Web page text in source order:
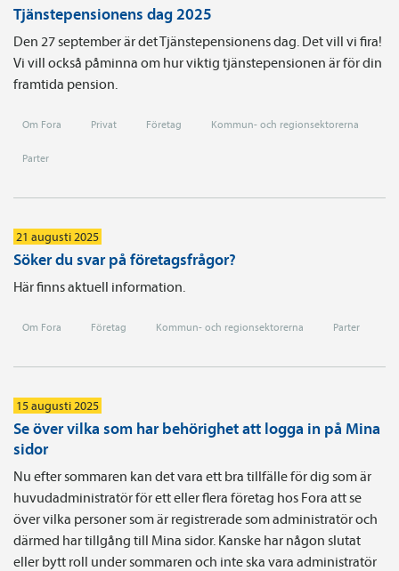
Tjänstepensionens dag 2025
Den 27 september är det Tjänstepensionens dag. Det vill vi fira!
Vi vill också påminna om hur viktig tjänstepensionen är för din
framtida pension.
Om Fora Privat Företag Kommun- och regionsektorerna
Parter
21 augusti 2025
Söker du svar på företagsfrågor?
Här finns aktuell information.
Om Fora Företag Kommun- och regionsektorerna Parter
15 augusti 2025
Se över vilka som har behörighet att logga in på Mina
sidor
Nu efter sommaren kan det vara ett bra tillfälle för dig som är
huvudadministratör för ett eller flera företag hos Fora att se
över vilka personer som är registrerade som administratör och
därmed har tillgång till Mina sidor. Kanske har någon slutat
eller bytt roll under sommaren och inte ska vara administratör